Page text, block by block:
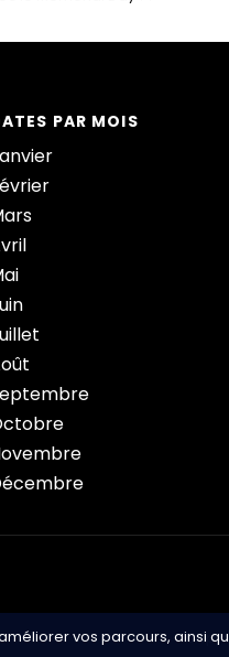
vos parcours, ainsi
PAR MOIS